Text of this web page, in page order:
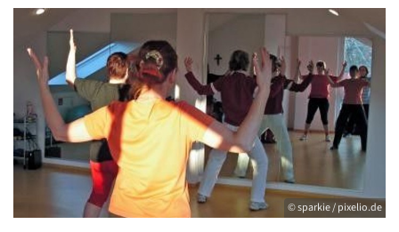
© sparkie / pixelio.de